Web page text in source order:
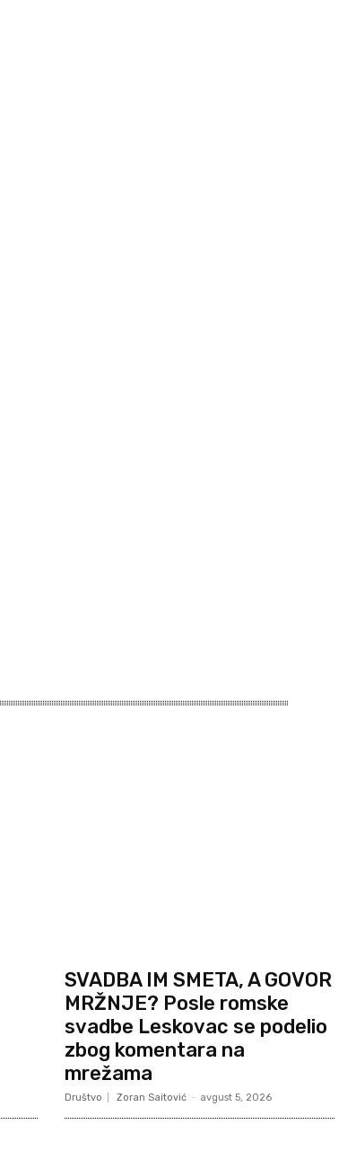
SVADBA IM SMETA, A GOVOR
MRŽNJE? Posle romske
svadbe Leskovac se podelio
zbog komentara na
mrežama
Društvo Zoran Saitović - avgust 5, 2026